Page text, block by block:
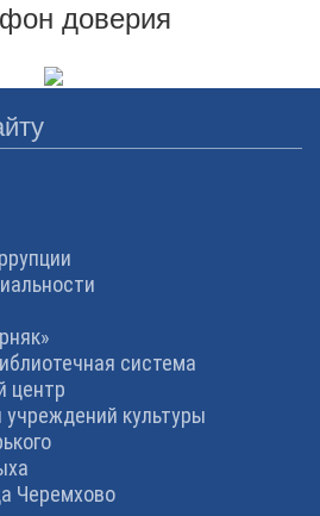
доверия
система
центр
культуры
Черемхово